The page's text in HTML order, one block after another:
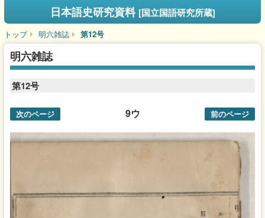
日本語史研究資料 [国立国語研究所蔵]
トップ 明六雑誌 第12号
明六雑誌
第12号
9ウ
次のページ 前のページ